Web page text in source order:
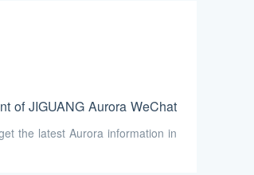
of JIGUANG Aurora WeChat
the latest Aurora information in